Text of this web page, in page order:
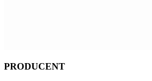
PRODUCENT